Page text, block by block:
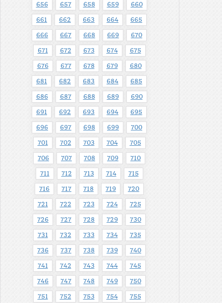
656 657 658 659 660
661 662 663 664 665
666 667 668 669 670
671 672 673 674 675
676 677 678 679 680
681 682 683 684 685
686 687 688 689 690
691 692 693 694 695
696 697 698 699 700
701 702 703 704 705
706 707 708 709 710
711 712 713 714 715
716 717 718 719 720
721 722 723 724 725
726 727 728 729 730
731 732 733 734 735
736 737 738 739 740
741 742 743 744 745
746 747 748 749 750
751 752 753 754 755